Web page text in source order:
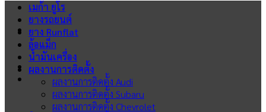
เมก้า ยูโร
ยางรถยนต์
ยาง Runflat
ล้อแม็ก
น้ำมันเครื่อง
ผลงานการติดตั้ง
ผลงานการติดตั้ง Audi
ผลงานการติดตั้ง Subaru
ผลงานการติดตั้ง Chevrolet